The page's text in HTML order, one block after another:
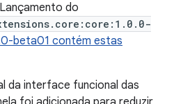
do
beta01 contém estas
da interface funcional das